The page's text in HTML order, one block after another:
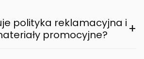
polityka reklamacyjna i
promocyjne?
+